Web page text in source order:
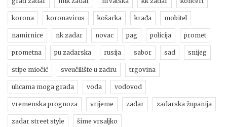
korona koronavirus košarka krađa mobitel
namirnice nk zadar novac pag policija promet
prometna pu zadarska rusija sabor sad snijeg
stipe miočić sveučilište u zadru trgovina
ulicama moga grada voda vodovod
vremenska prognoza vrijeme zadar zadarska županija
zadar street style šime vrsaljko